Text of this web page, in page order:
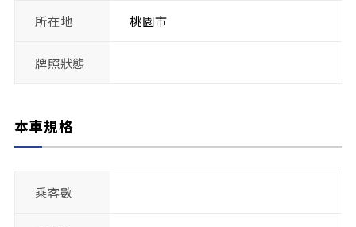
所在地 桃園市
牌照狀態
本車規格
乘客數